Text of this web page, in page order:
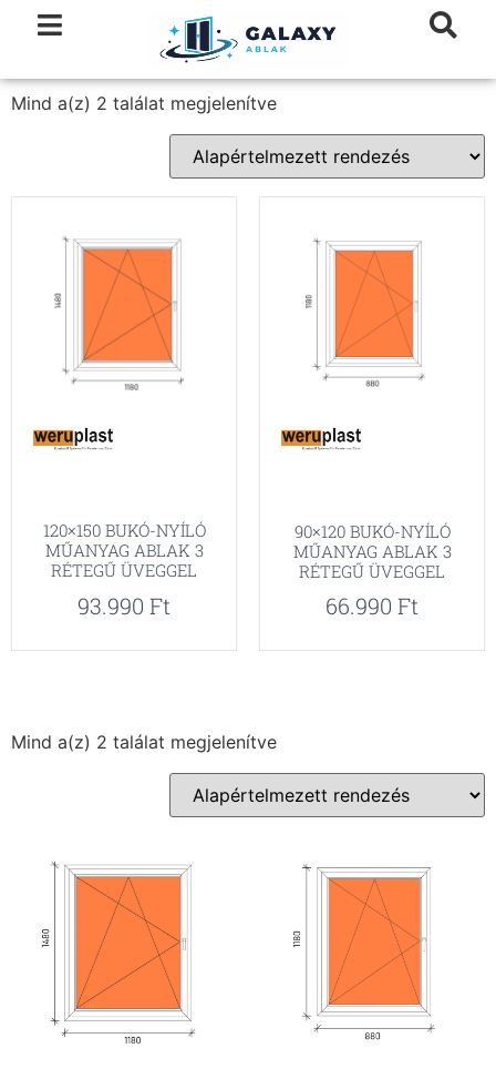
Mind a(z) 2 találat megjelenítve
120×150 BUKÓ-NYÍLÓ
MŰANYAG ABLAK 3
RÉTEGŰ ÜVEGGEL
93.990 Ft
90×120 BUKÓ-NYÍLÓ
MŰANYAG ABLAK 3
RÉTEGŰ ÜVEGGEL
66.990 Ft
Mind a(z) 2 találat megjelenítve